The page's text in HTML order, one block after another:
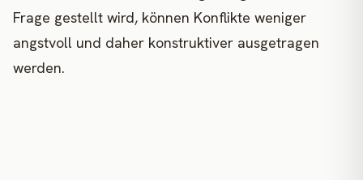
Frage gestellt wird, können Konflikte weniger
angstvoll und daher konstruktiver ausgetragen
werden.